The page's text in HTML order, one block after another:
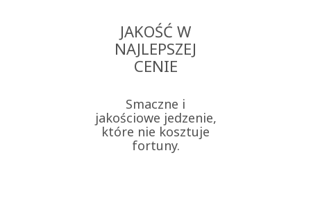
JAKOŚĆ W
NAJLEPSZEJ
CENIE
Smaczne i
jakościowe jedzenie,
które nie kosztuje
fortuny.